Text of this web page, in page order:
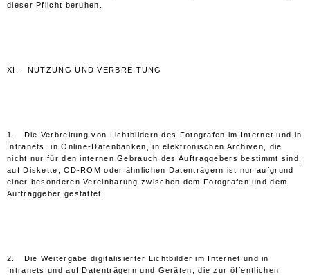
dieser Pflicht beruhen.
XI. NUTZUNG UND VERBREITUNG
1. Die Verbreitung von Lichtbildern des Fotografen im Internet und in
Intranets, in Online-Datenbanken, in elektronischen Archiven, die
nicht nur für den internen Gebrauch des Auftraggebers bestimmt sind,
auf Diskette, CD-ROM oder ähnlichen Datenträgern ist nur aufgrund
einer besonderen Vereinbarung zwischen dem Fotografen und dem
Auftraggeber gestattet.
2. Die Weitergabe digitalisierter Lichtbilder im Internet und in
Intranets und auf Datenträgern und Geräten, die zur öffentlichen